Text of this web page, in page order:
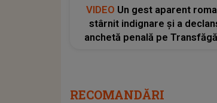
VIDEO Un gest aparent
stârnit indignare și a
anchetă penală pe
RECOMANDĂRI